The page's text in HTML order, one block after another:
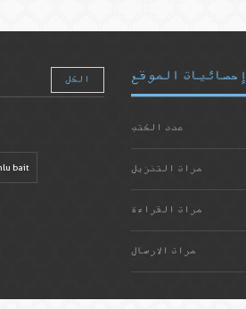
الكل
bait
إحصائيات الموقع
عدد الكتب
مرات التنزيل
مرات القراءة
مرات الارسال